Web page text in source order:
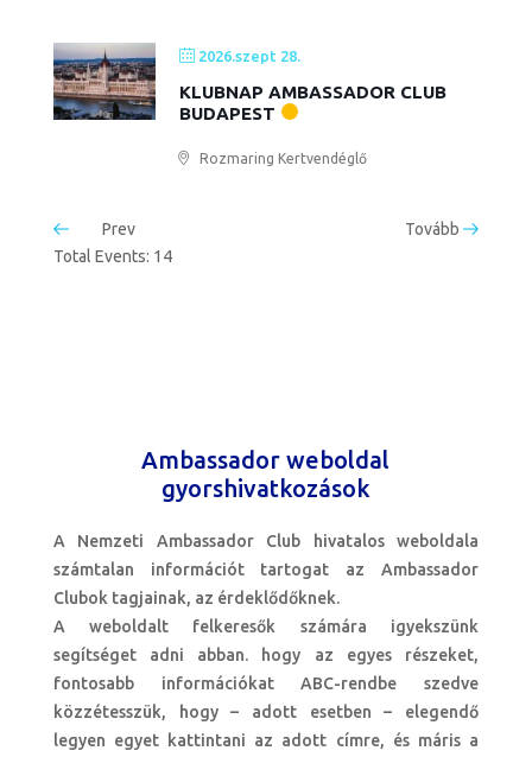
2026.szept 28.
KLUBNAP AMBASSADOR CLUB
BUDAPEST
Rozmaring Kertvendéglő
Prev
Tovább
Total Events: 14
Ambassador weboldal
gyorshivatkozások
A Nemzeti Ambassador Club hivatalos weboldala
számtalan információt tartogat az Ambassador
Clubok tagjainak, az érdeklődőknek.
A weboldalt felkeresők számára igyekszünk
segítséget adni abban. hogy az egyes részeket,
fontosabb információkat ABC-rendbe szedve
közzétesszük, hogy – adott esetben – elegendő
legyen egyet kattintani az adott címre, és máris a